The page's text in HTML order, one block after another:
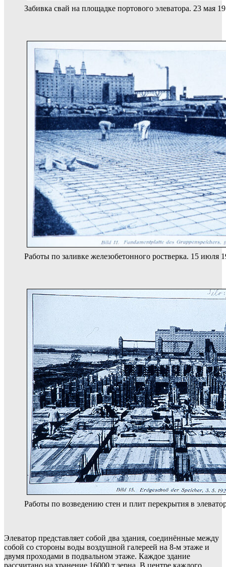
Забивка свай на площадке портового элеватора. 23 мая
Работы по заливке железобетонного ростверка. 15 июля
Работы по возведению стен и плит перекрытия в
Элеватор представляет собой два здания, соединённые между
собой со стороны воды воздушной галереей на 8-м этаже и
двумя проходами в подвальном этаже. Каждое здание
рассчитано на хранение 16000 т зерна. В центре каждого